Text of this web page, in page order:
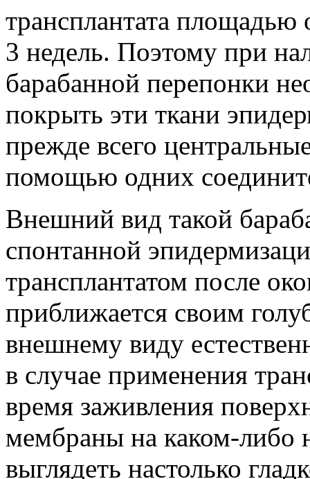
трансплантата площадью
3 недель. Поэтому при
барабанной перепонки
покрыть эти ткани
прежде всего
помощью одних
Внешний вид такой
спонтанной
трансплантатом после
приближается своим
внешнему виду
в случае применения
время заживления
мембраны на каком-либо
выглядеть настолько